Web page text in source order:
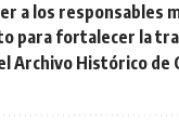
a los responsables
para fortalecer la
Archivo Histórico de